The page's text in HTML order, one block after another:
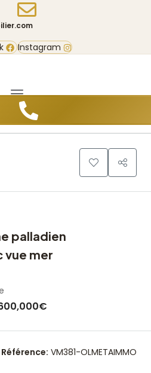
Instagram
palladien
vue mer
Référence: VM381-OLMETAIMMO